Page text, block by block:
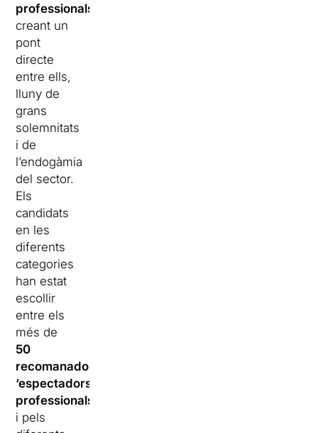
professionals
creant un
pont
directe
entre ells,
lluny de
grans
solemnitats
i de
l’endogàmia
del sector.
Els
candidats
en les
diferents
categories
han estat
escollir
entre els
més de
50
recomanadors/es
‘espectadors/es
professionals’
i pels